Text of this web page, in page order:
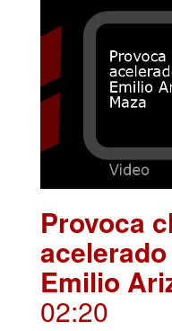
Provoca
Emilio
02:20